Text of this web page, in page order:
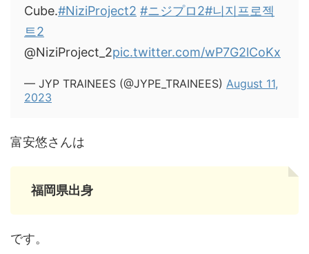
Cube.#NiziProject2 #ニジプロ2#니지프로젝
트2
@NiziProject_2pic.twitter.com/wP7G2lCoKx
— JYP TRAINEES (@JYPE_TRAINEES) August 11,
2023
富安悠さんは
福岡県出身
です。